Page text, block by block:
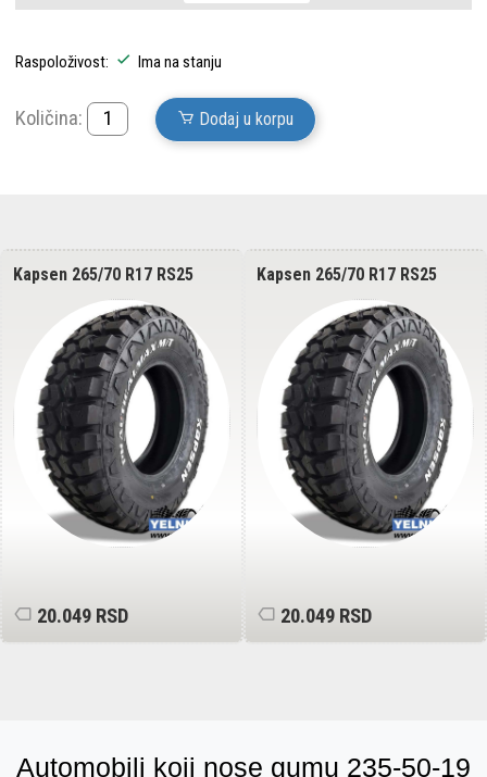
Raspoloživost: Ima na stanju
Količina: Dodaj u korpu
Kapsen 265/70 R17 RS25
121/118Q Off Road
20.049 RSD
Kapsen 265/70 R17 RS25
121/118Q Off Road
20.049 RSD
Automobili koji nose gumu 235-50-19